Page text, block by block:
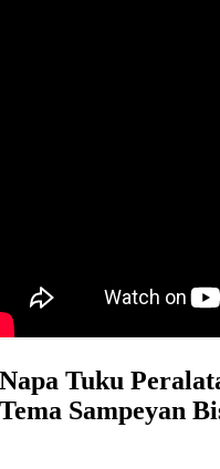
Napa Tuku
Tema Sampeyan